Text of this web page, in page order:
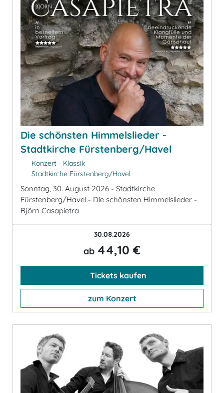
Die schönsten Himmelslieder -
Stadtkirche Fürstenberg/Havel
Konzert - Klassik
Stadtkirche Fürstenberg/Havel
Sonntag, 30. August 2026 - Stadtkirche
Fürstenberg/Havel - Die schönsten Himmelslieder -
Björn Casapietra
30.08.2026
ab 44,10 €
Tickets kaufen
zum Konzert